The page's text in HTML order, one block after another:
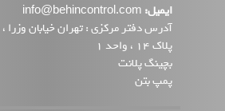
ایمیل: info@behincontrol.com
آدرس دفتر مرکزی : تهران خیابان وزرا ،
پلاک 14 ، واحد 1
بچینگ پلانت
پمپ بتن